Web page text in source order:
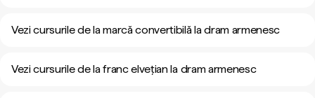
Vezi cursurile de la marcă convertibilă la dram armenesc
Vezi cursurile de la franc elvețian la dram armenesc